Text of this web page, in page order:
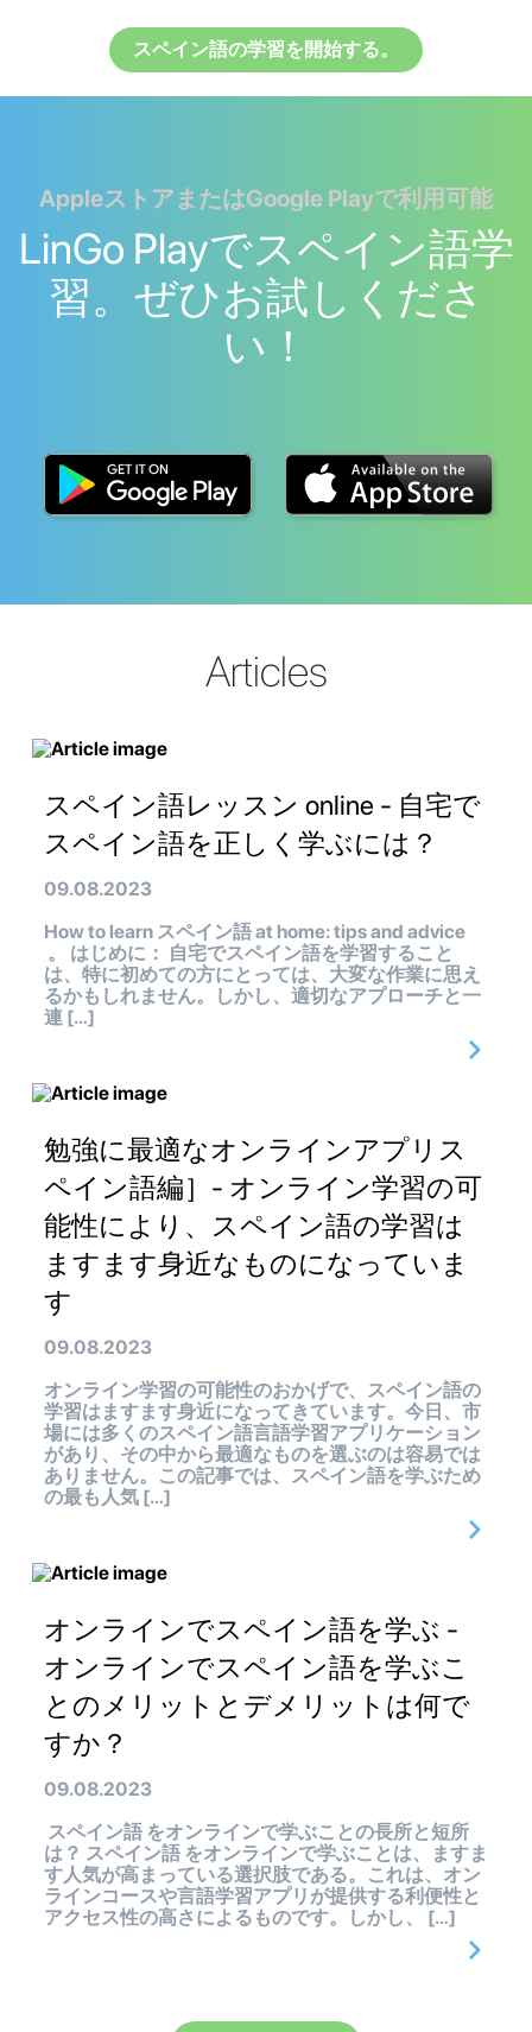
スペイン語の学習を開始する。
AppleストアまたはGoogle Playで利用可能
LinGo Playでスペイン語学
習。ぜひお試しくださ
い！
Articles
スペイン語レッスン online - 自宅で
スペイン語を正しく学ぶには？
09.08.2023
How to learn スペイン語 at home: tips and advice
。 はじめに： 自宅でスペイン語を学習すること
は、特に初めての方にとっては、大変な作業に思え
るかもしれません。しかし、適切なアプローチと一
連 […]
勉強に最適なオンラインアプリス
ペイン語編］- オンライン学習の可
能性により、スペイン語の学習は
ますます身近なものになっていま
す
09.08.2023
オンライン学習の可能性のおかげで、スペイン語の
学習はますます身近になってきています。今日、市
場には多くのスペイン語言語学習アプリケーション
があり、その中から最適なものを選ぶのは容易では
ありません。この記事では、スペイン語を学ぶため
の最も人気 […]
オンラインでスペイン語を学ぶ -
オンラインでスペイン語を学ぶこ
とのメリットとデメリットは何で
すか？
09.08.2023
スペイン語 をオンラインで学ぶことの長所と短所
は？ スペイン語 をオンラインで学ぶことは、ますま
す人気が高まっている選択肢である。これは、オン
ラインコースや言語学習アプリが提供する利便性と
アクセス性の高さによるものです。しかし、 […]